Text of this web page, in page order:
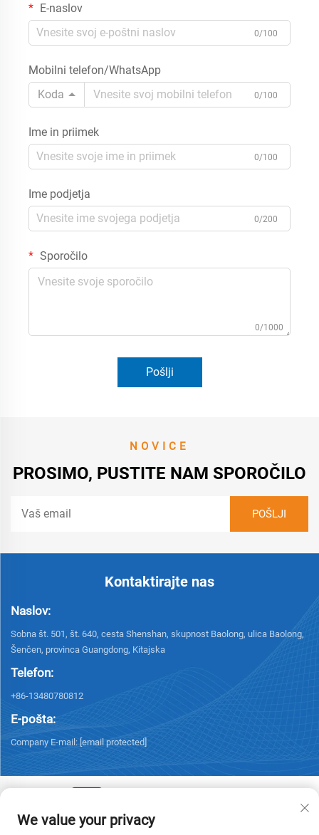
E-naslov
0/100
Mobilni telefon/WhatsApp
Koda
0/100
Ime in priimek
0/100
Ime podjetja
0/200
Sporočilo
0/1000
Pošlji
NOVICE
PROSIMO, PUSTITE NAM SPOROČILO
Kontaktirajte nas
Naslov:
Sobna št. 501, št. 640, cesta Shenshan, skupnost Baolong, ulica Baolong,
Šenčen, provinca Guangdong, Kitajska
Telefon:
+86-13480780812
E-pošta:
Company E-mail: [email protected]
We value your privacy